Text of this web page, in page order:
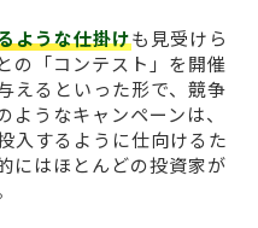
ような仕掛けも見受けら
の「コンテスト」を開催
えるといった形で、競争
うなキャンペーンは、
入するように仕向けるた
にはほとんどの投資家が